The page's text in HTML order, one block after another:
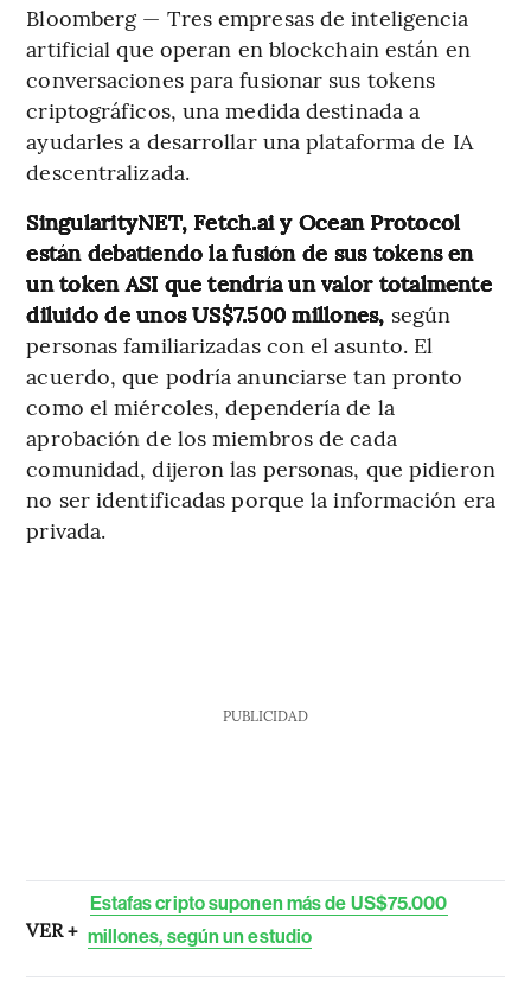
Bloomberg — Tres empresas de inteligencia
artificial que operan en blockchain están en
conversaciones para fusionar sus tokens
criptográficos, una medida destinada a
ayudarles a desarrollar una plataforma de IA
descentralizada.
SingularityNET, Fetch.ai y Ocean Protocol
están debatiendo la fusión de sus tokens en
un token ASI que tendría un valor totalmente
diluido de unos US$7.500 millones, según
personas familiarizadas con el asunto. El
acuerdo, que podría anunciarse tan pronto
como el miércoles, dependería de la
aprobación de los miembros de cada
comunidad, dijeron las personas, que pidieron
no ser identificadas porque la información era
privada.
PUBLICIDAD
VER +
Estafas cripto suponen más de US$75.000
millones, según un estudio